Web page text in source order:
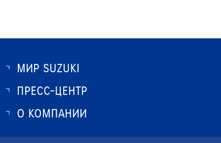
МИР SUZUKI
О SUZUKI
ПРЕСС-ЦЕНТР
НОВОСТИ
О КОМПАНИИ